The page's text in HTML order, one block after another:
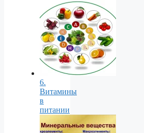
6.
Витамины
в
питании